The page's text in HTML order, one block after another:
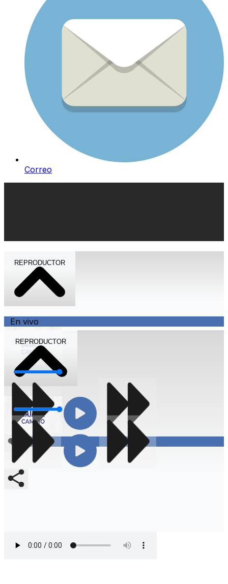
Correo
REPRODUCTOR
En vivo
Volumen
Compartir
REPRODUCTOR
En vivo
Volumen
Compartir